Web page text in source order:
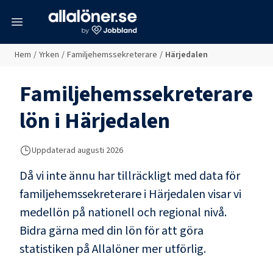
Hem / Yrken / Familjehemssekreterare / Härjedalen
Familjehemssekreterare
lön i Härjedalen
Uppdaterad augusti 2026
Då vi inte ännu har tillräckligt med data för
familjehemssekreterarei Härjedalenvisar vi
medellön på nationell och regional nivå.
Bidra gärna med din lön för att göra
statistiken på Allalöner mer utförlig.